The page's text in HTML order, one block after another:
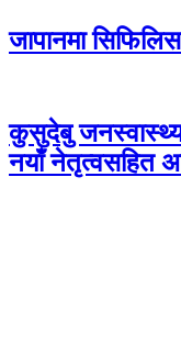
जापानमा
कुसुदेबु
नयाँ नेतृत्वसहित